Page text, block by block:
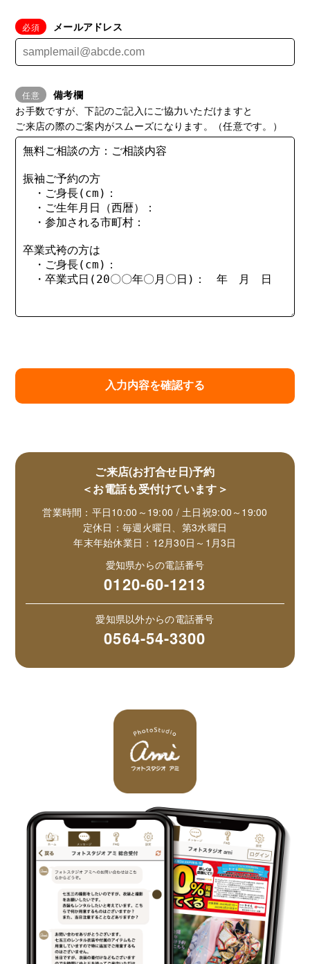
メールアドレス
備考欄
お手数ですが、下記のご記入にご協力いただけますと
ご来店の際のご案内がスムーズになります。（任意です。）
ご来店(お打合せ日)予約
＜お電話も受付けています＞
営業時間：平日10:00～19:00 / 土日祝9:00～19:00
定休日：毎週火曜日、第3水曜日
年末年始休業日：12月30日～1月3日
愛知県からの電話番号
0120-60-1213
愛知県以外からの電話番号
0564-54-3300